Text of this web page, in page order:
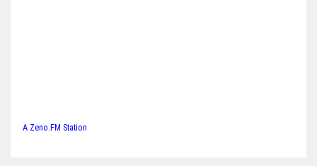
A Zeno.FM Station